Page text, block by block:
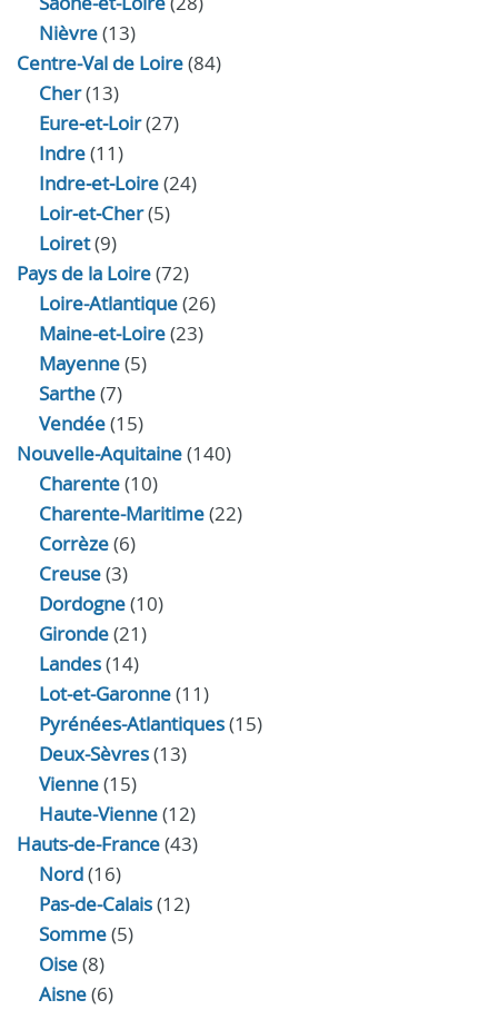
Nièvre(13)
Centre-Val de Loire(84)
Cher(13)
Eure‑et‑Loir(27)
Indre(11)
Indre‑et‑Loire(24)
Loir‑et‑Cher(5)
Loiret(9)
Pays de la Loire(72)
Loire-Atlantique(26)
Maine-et-Loire(23)
Mayenne(5)
Sarthe(7)
Vendée(15)
Nouvelle-Aquitaine(140)
Charente(10)
Charente-Maritime(22)
Corrèze(6)
Creuse(3)
Dordogne(10)
Gironde(21)
Landes(14)
Lot-et-Garonne(11)
Pyrénées-Atlantiques(15)
Deux-Sèvres(13)
Vienne(15)
Haute-Vienne(12)
Hauts-de-France(43)
Nord(16)
Pas-de-Calais(12)
Somme(5)
Oise(8)
Aisne(6)